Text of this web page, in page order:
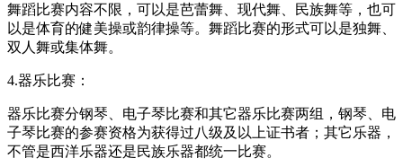
舞蹈比赛内容不限，可以是芭蕾舞、现代舞、民族舞等，也可
以是体育的健美操或韵律操等。舞蹈比赛的形式可以是独舞、
双人舞或集体舞。
4.器乐比赛：
器乐比赛分钢琴、电子琴比赛和其它器乐比赛两组，钢琴、电
子琴比赛的参赛资格为获得过八级及以上证书者；其它乐器，
不管是西洋乐器还是民族乐器都统一比赛。